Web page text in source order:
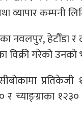
व्यापार कम्पनी
नवलपुर, हेटौँडा
विक्री गरेको
प्रतिकेजी